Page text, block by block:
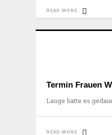
READ MORE
Termin Frauen
Lange hatte es
READ MORE